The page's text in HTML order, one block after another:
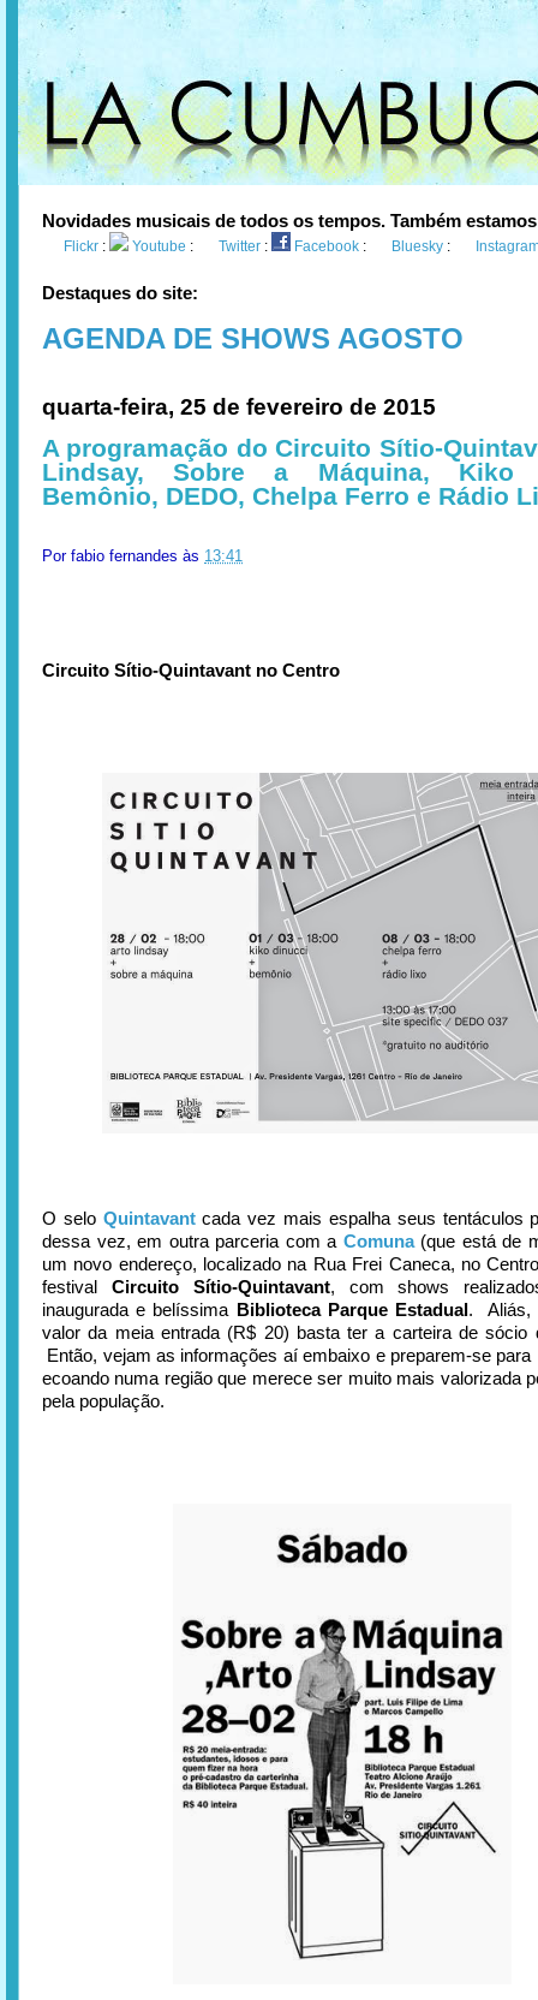
Novidades musicais de todos os tempos. Também
Flickr : Youtube : Twitter : Facebook : Bluesky :
Destaques do site:
AGENDA DE SHOWS AGOSTO
quarta-feira, 25 de fevereiro de 2015
A programação do Circuito Sítio-
Lindsay, Sobre a Máquina, Kiko
Bemônio, DEDO, Chelpa Ferro e Rádio
Por fabio fernandes às 13:41
Circuito Sítio-Quintavant no Centro
O selo Quintavantcada vez mais espalha seus tentáculos
dessa vez, em outra parceria com a Comuna (que está de
um novo endereço, localizado na Rua Frei Caneca, no
festival Circuito Sítio-Quintavant, com shows
inaugurada e belíssima Biblioteca Parque Estadual. Aliás,
valor da meia entrada (R$ 20) basta ter a carteira de sócio
Então, vejam as informações aí embaixo e preparem-se para
ecoando numa região que merece ser muito mais valorizada
pela população.